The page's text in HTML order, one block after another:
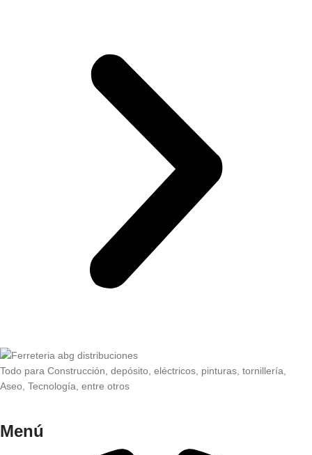
Todo para Construcción, depósito, eléctricos, pinturas, tornillería,
Aseo, Tecnología, entre otros
Menú